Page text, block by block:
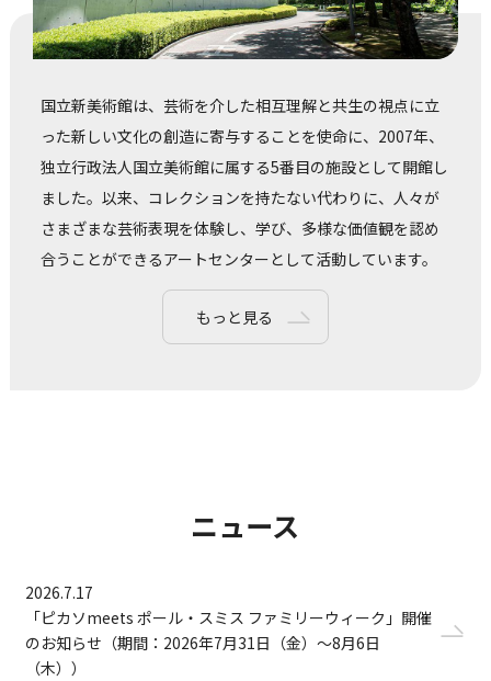
国立新美術館は、芸術を介した相互理解と共生の視点に立
った新しい文化の創造に寄与することを使命に、2007年、
独立行政法人国立美術館に属する5番目の施設として開館し
ました。以来、コレクションを持たない代わりに、人々が
さまざまな芸術表現を体験し、学び、多様な価値観を認め
合うことができるアートセンターとして活動しています。
もっと見る
ニュース
2026.7.17
「ピカソmeets ポール・スミス ファミリーウィーク」開催
のお知らせ（期間：2026年7月31日（金）～8月6日
（木））